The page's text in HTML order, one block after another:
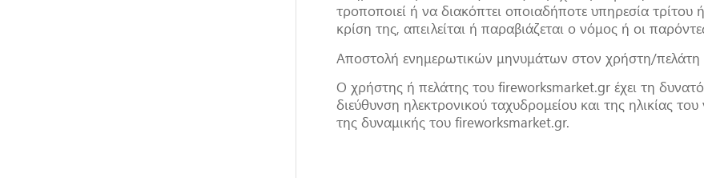
τροποποιεί ή να διακόπτει οποιαδήποτε υπηρεσία τρίτου
κρίση της, απειλείται ή παραβιάζεται ο νόμος ή οι
Αποστολή ενημερωτικών μηνυμάτων στον χρήστη/πελάτη
O χρήστης ή πελάτης του fireworksmarket.gr έχει τη
διεύθυνση ηλεκτρονικού ταχυδρομείου και της ηλικίας
της δυναμικής του fireworksmarket.gr.